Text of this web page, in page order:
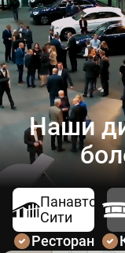
Наши
Панавто
Сити
Ресторан